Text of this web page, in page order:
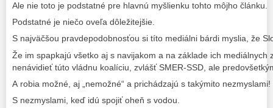
Ale nie toto je podstatné pre hlavnú myšlienku tohto môjho článku.
Podstatné je niečo oveľa dôležitejšie.
S najväčšou pravdepodobnosťou si títo mediálni bárdi myslia, že
Že im spapkajú všetko aj s navijakom a na základe ich mediálnych
nenávidieť túto vládnu koalíciu, zvlášť SMER-SSD, ale
A robia možné, aj „nemožné“ a prichádzajú s takýmito nezmyslami!
S nezmyslami, keď idú spojiť oheň s vodou.